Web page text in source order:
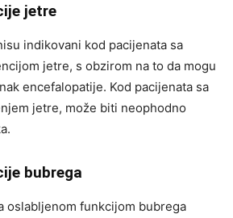
jetre
indikovani kod pacijenata sa
jetre, s obzirom na to da mogu
encefalopatije. Kod pacijenata sa
jetre, može biti neophodno
bubrega
oslabljenom funkcijom bubrega